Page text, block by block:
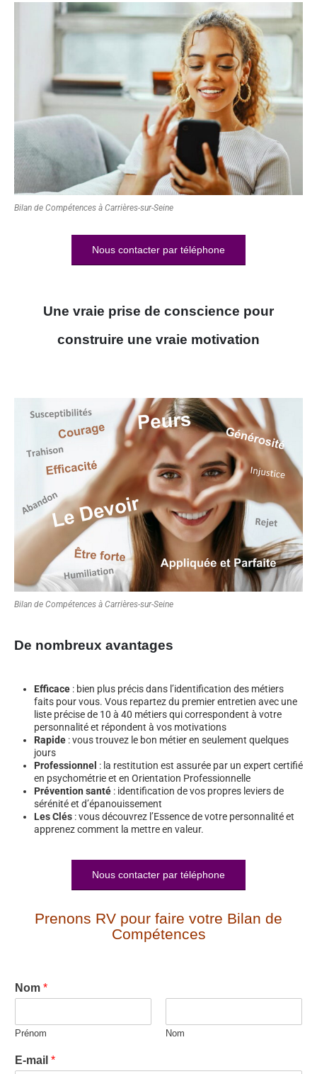
Bilan de Compétences à Carrières-sur-Seine
Nous contacter par téléphone
Une vraie prise de conscience pour
construire une vraie motivation
Bilan de Compétences à Carrières-sur-Seine
De nombreux avantages
Efficace : bien plus précis dans l’identification des métiers
faits pour vous. Vous repartez du premier entretien avec une
liste précise de 10 à 40 métiers qui correspondent à votre
personnalité et répondent à vos motivations
Rapide : vous trouvez le bon métier en seulement quelques
jours
Professionnel : la restitution est assurée par un expert certifié
en psychométrie et en Orientation Professionnelle
Prévention santé : identification de vos propres leviers de
sérénité et d’épanouissement
Les Clés : vous découvrez l’Essence de votre personnalité et
apprenez comment la mettre en valeur.
Nous contacter par téléphone
Prenons RV pour faire votre Bilan de
Compétences
Nom *
Prénom Nom
E-mail *